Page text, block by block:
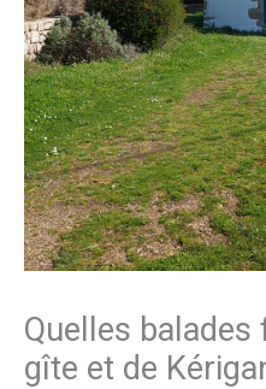
Quelles
gîte et de